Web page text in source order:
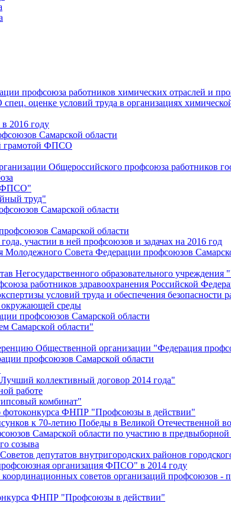
профсоюза работников химических отраслей и
оценке условий труда в организациях
2016 году
Самарской области
грамотой ФПСО
Общероссийского профсоюза работников
ФПСО"
труд"
Самарской области
Самарской области
участии в ней профсоюзов и задачах на 2016 год
Молодежного Совета Федерации профсоюзов
Негосударственного образовательного
работников здравоохранения Российской
условий труда и обеспечения безопасности
среды
профсоюзов Самарской области
Самарской области"
Общественной организации "Федерация
профсоюзов Самарской области
коллективный договор 2014 года"
работе
комбинат"
фотоконкурса ФНПР "Профсоюзы в действии"
к 70-летию Победы в Великой Отечественной
Самарской области по участию в
созыва
депутатов внутригородских районов
организация ФПСО" в 2014 году
координационных советов организаций профсоюзов
ФНПР "Профсоюзы в действии"